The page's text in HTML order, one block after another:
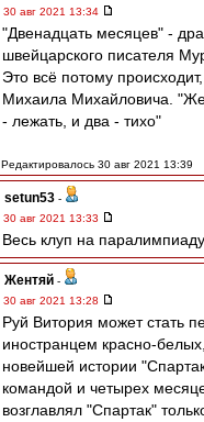
30 авг 2021 13:34
"Двенадцать месяцев" -
швейцарского писателя
Это всё потому
Михаила Михайловича.
- лежать, и два - тихо"
Редактировалось 30 авг 2021 13:39
setun53 -
30 авг 2021 13:33
Весь клуп на
Жентяй -
30 авг 2021 13:28
Руй Витория может стать
иностранцем красно-
новейшей истории
командой и четырех
возглавлял "Спартак"